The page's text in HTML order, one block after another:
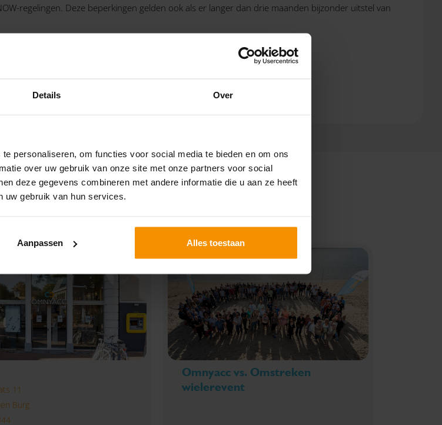
Details Over
personaliseren, om functies voor social media te bieden en om ons
over uw gebruik van onze site met onze partners voor social
deze gegevens combineren met andere informatie die u aan ze heeft
uw gebruik van hun services.
Aanpassen Alles toestaan
regelingen. Deze beperkingen gelden ook als er langer dan drie maanden bijzonder uitstel van
VOOR JOU
11
Burg
Omnyacc vs. Omstreken
wielerevent